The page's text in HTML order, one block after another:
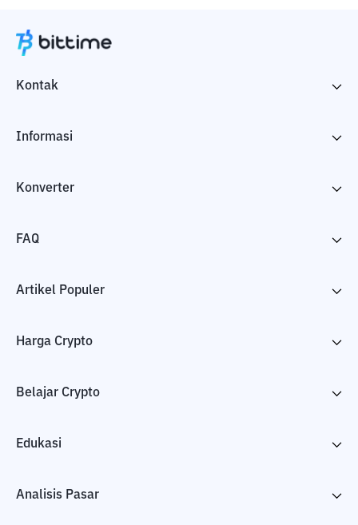
Kontak
Informasi
Konverter
FAQ
Artikel Populer
Harga Crypto
Belajar Crypto
Edukasi
Analisis Pasar